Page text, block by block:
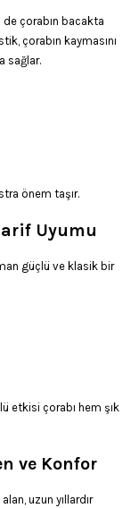
de çorabın bacakta
çorabın kaymasını
sağlar.
önem taşır.
Uyumu
güçlü ve klasik bir
etkisi çorabı hem şık
ve Konfor
uzun yıllardır